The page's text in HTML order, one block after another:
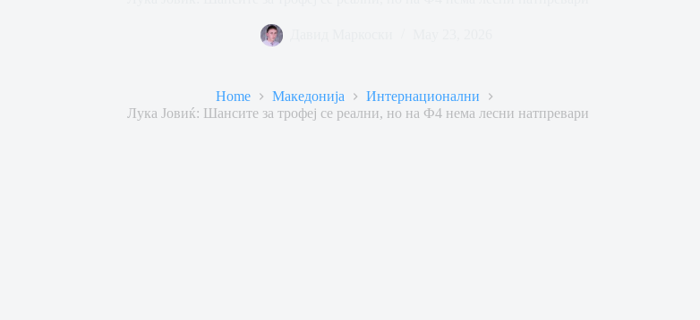
Home Македонија
Интернационални
Лука Јовиќ: Шансите за трофеј се реални, но на Ф4 нема лесни натпревари